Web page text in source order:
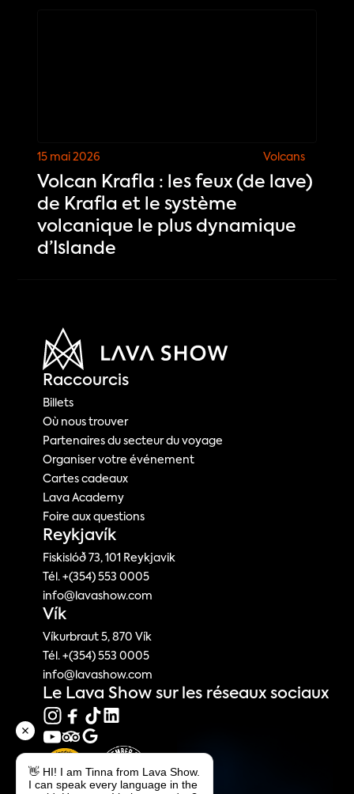
15 mai 2026 Volcans
Volcan Krafla : les feux (de lave)
de Krafla et le système
volcanique le plus dynamique
d’Islande
Raccourcis
Billets
Où nous trouver
Partenaires du secteur du voyage
Organiser votre événement
Cartes cadeaux
Lava Academy
Foire aux questions
Reykjavík
Fiskislóð 73, 101 Reykjavik
Tél. +(354) 553 0005
info@lavashow.com
Vík
Víkurbraut 5, 870 Vík
Tél. +(354) 553 0005
info@lavashow.com
Le Lava Show sur les réseaux sociaux
👋 HI! I am Tinna from Lava Show.
I can speak every language in the